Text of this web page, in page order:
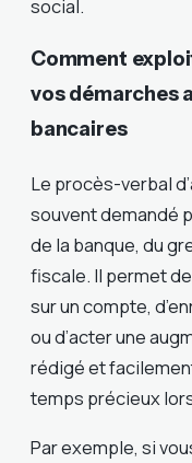
social.
Comment
vos démarches
bancaires
Le procès-verbal
souvent demandé
de la banque, du
fiscale. Il permet
sur un compte,
ou d’acter une
rédigé et
temps précieux
Par exemple, si